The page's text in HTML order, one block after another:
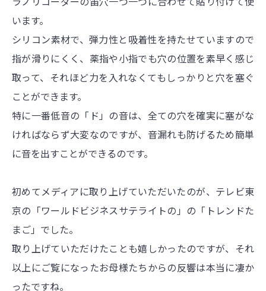
います。
シリコン素材で、弾力性と吸着性を持たせていますので
指が滑りにくく、薬指や小指でも穴の位置を素早く感じ
取って、それほど力を入れなくてもしっかりと穴を塞ぐ
ことができます。
特に一番低音の「ド」の音は、全ての穴を確実に塞がな
ければならず大変なのですが、音漏れも防げるため簡単
に音を出すことができるのです。
初めてメディアに取り上げていただいたのが、テレビ東
京の「ワールドビジネスサテライトの」の「トレンドた
まご」でした。
取り上げていただけたことも嬉しかったのですが、それ
以上にご覧になったお母様たちからの反響は本当に凄か
ったですね。